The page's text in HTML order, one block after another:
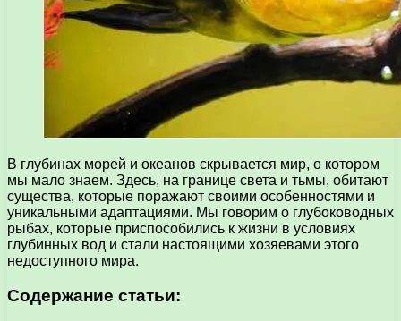
В глубинах морей и океанов скрывается мир, о котором
мы мало знаем. Здесь, на границе света и тьмы, обитают
существа, которые поражают своими особенностями и
уникальными адаптациями. Мы говорим о глубоководных
рыбах, которые приспособились к жизни в условиях
глубинных вод и стали настоящими хозяевами этого
недоступного мира.
Содержание статьи: